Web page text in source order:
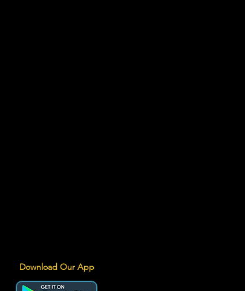
Download Our App